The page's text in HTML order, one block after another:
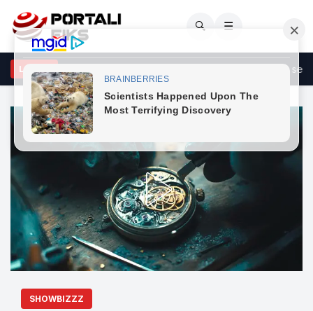
🔍 ☰
LAJME
Do ta shqyrtojmë që rastin ta dërgojmë në Kushtetuese se
SHOWBIZZZ